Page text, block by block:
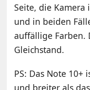
Seite, die Kamera
und in beiden
auffällige Farben.
Gleichstand.
PS: Das Note
und breiter als